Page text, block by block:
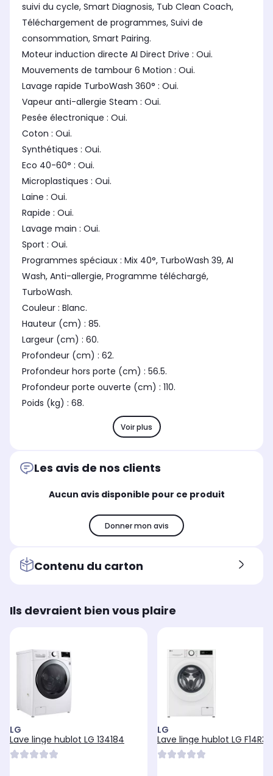
suivi du cycle, Smart Diagnosis, Tub Clean Coach,
Téléchargement de programmes, Suivi de
consommation, Smart Pairing.
Moteur induction directe AI Direct Drive : Oui.
Mouvements de tambour 6 Motion : Oui.
Lavage rapide TurboWash 360° : Oui.
Vapeur anti-allergie Steam : Oui.
Pesée électronique : Oui.
Coton : Oui.
Synthétiques : Oui.
Eco 40-60° : Oui.
Microplastiques : Oui.
Laine : Oui.
Rapide : Oui.
Lavage main : Oui.
Sport : Oui.
Programmes spéciaux : Mix 40°, TurboWash 39, AI
Wash, Anti-allergie, Programme téléchargé,
TurboWash.
Couleur : Blanc.
Hauteur (cm) : 85.
Largeur (cm) : 60.
Profondeur (cm) : 62.
Profondeur hors porte (cm) : 56.5.
Profondeur porte ouverte (cm) : 110.
Poids (kg) : 68.
Voir plus
Les avis de nos clients
Aucun avis disponible pour ce produit
Donner mon avis
Contenu du carton
Ils devraient bien vous plaire
LG
Lave linge hublot LG 134184
LG
Lave linge hublot LG